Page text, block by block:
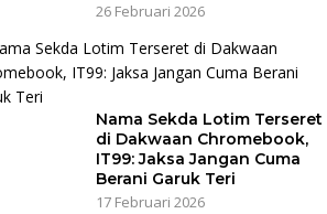
26 Februari 2026
Nama Sekda Lotim Terseret
di Dakwaan Chromebook,
IT99: Jaksa Jangan Cuma
Berani Garuk Teri
17 Februari 2026